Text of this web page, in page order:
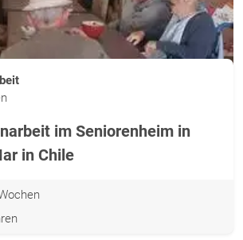
im Seniorenheim in
in Chile